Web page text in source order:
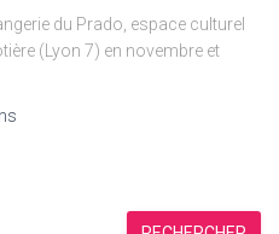
du Prado, espace culturel
(Lyon 7) en novembre et